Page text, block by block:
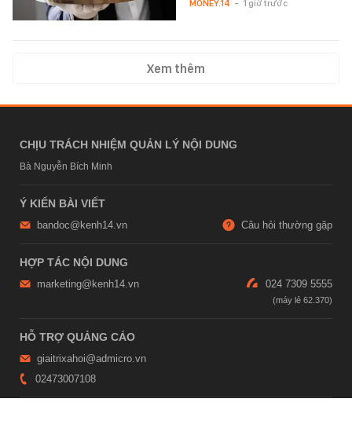
MONEY.14 - 1 giờ trước
Xem thêm
CHỊU TRÁCH NHIỆM QUẢN LÝ NỘI DUNG
Bà Nguyễn Bích Minh
Ý KIẾN BÀI VIẾT
bandoc@kenh14.vn Câu hỏi thường gặp
HỢP TÁC NỘI DUNG
marketing@kenh14.vn 024 7309 5555
HỖ TRỢ QUẢNG CÁO
giaitrixahoi@admicro.vn
02473007108